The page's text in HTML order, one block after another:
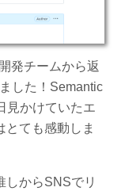
発チームから返
した！Semantic
見かけていたエ
とても感動しま
しからSNSでリ